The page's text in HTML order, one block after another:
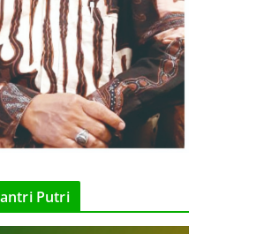
Putri